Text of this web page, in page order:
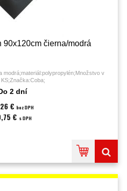
90x120cm čierna/modrá
modrá;materiál:polypropylén;Množstvo v
2 dní
€ bez DPH
€ s DPH